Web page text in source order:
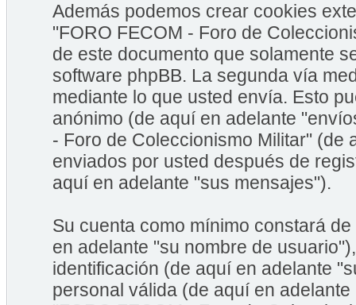
Además podemos crear cookies
"FORO FECOM - Foro de
de este documento que solamente
software phpBB. La segunda vía
mediante lo que usted envía. Esto
anónimo (de aquí en adelante
- Foro de Coleccionismo Militar" (de
enviados por usted después de
aquí en adelante "sus mensajes").
Su cuenta como mínimo constará
en adelante "su nombre de
identificación (de aquí en adelante
personal válida (de aquí en